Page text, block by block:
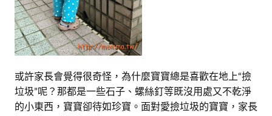
或許家長會覺得很奇怪，為什麼寶寶總是喜歡在地上“撿
垃圾”呢？那都是一些石子、螺絲釘等既沒用處又不乾淨
的小東西，寶寶卻待如珍寶。面對愛撿垃圾的寶寶，家長